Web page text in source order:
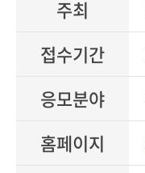
주최
접수기간
응모분야
홈페이지